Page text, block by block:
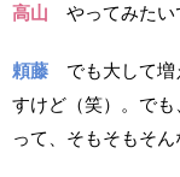
高山 やってみたい
頼藤 でも大して増
すけど（笑）。で
って、そもそもそん